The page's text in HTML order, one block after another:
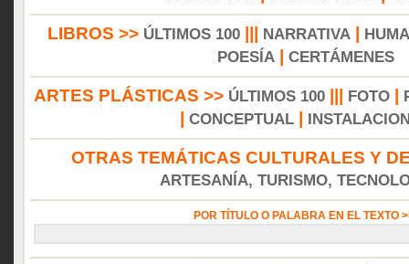
LIBROS >> ÚLTIMOS 100 NARRATIVA
POESÍA| CERTÁMENES
ARTES PLÁSTICAS >> ÚLTIMOS 100 FOTO
CONCEPTUAL
OTRAS TEMÁTICAS CULTURALES Y
ARTESANÍA, TURISMO,
POR TÍTULO O PALABRA EN EL TEXTO